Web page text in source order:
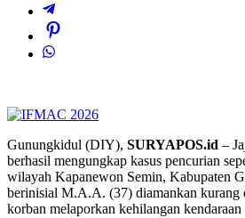
Gunungkidul (DIY), SURYAPOS.id –
berhasil mengungkap kasus pencurian
wilayah Kapanewon Semin, Kabupaten
berinisial M.A.A. (37) diamankan kurang
korban melaporkan kehilangan